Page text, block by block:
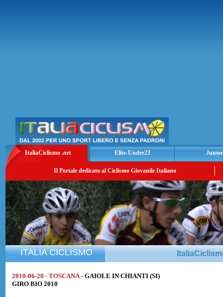
ItaliaCiclismo .net Elite-Under23
Il Portale dedicato al Ciclismo Giovanile Italiano
ITALIA CICLISMO
2010-06-20 - TOSCANA - GAIOLE IN CHIANTI (SI)
GIRO BIO 2010